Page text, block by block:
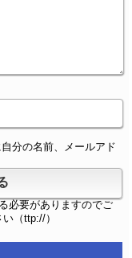
分の名前、メールアド
必要がありますのでご
（ttp://）